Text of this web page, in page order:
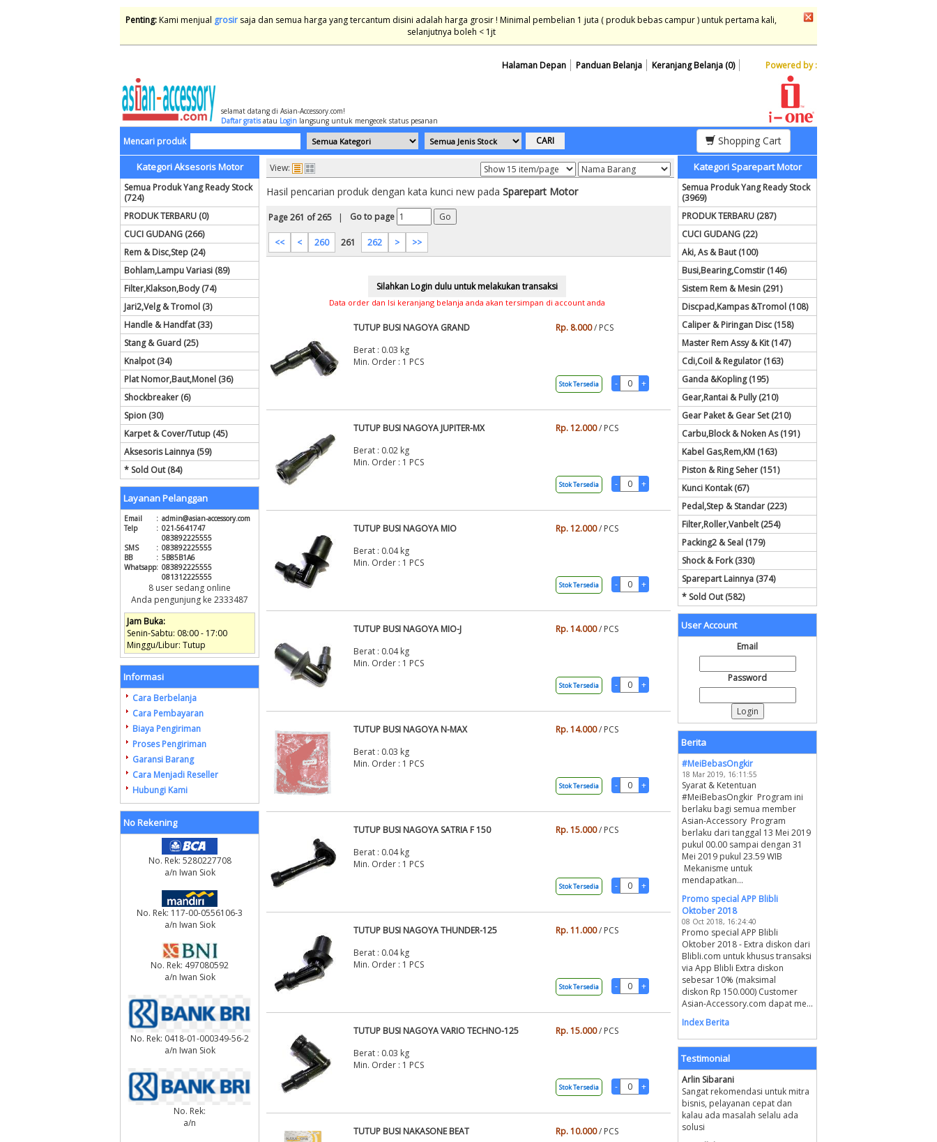
Penting:Kami menjual grosir saja dan semua harga yang tercantum disini adalah harga grosir ! Minimal pembelian 1 juta ( produk bebas campur ) untuk pertama kali,
selanjutnya boleh < 1jt
Keranjang Belanja (0)
Panduan Belanja
Halaman Depan Powered by :
selamat datang di Asian-Accessory.com!
Daftar gratisatau Login langsung untuk mengecek status pesanan
Mencari produk Shopping Cart
Kategori Aksesoris Motor
Semua Produk Yang Ready Stock
(724)
PRODUK TERBARU (0)
CUCI GUDANG (266)
Rem & Disc,Step (24)
Bohlam,Lampu Variasi (89)
Filter,Klakson,Body (74)
Jari2,Velg & Tromol (3)
Handle & Handfat (33)
Stang & Guard (25)
Knalpot (34)
Plat Nomor,Baut,Monel (36)
Shockbreaker (6)
Spion (30)
Karpet & Cover/Tutup (45)
Aksesoris Lainnya (59)
* Sold Out (84)
Layanan Pelanggan
Email : admin@asian-accessory.com
Telp
: 021-5641747
083892225555
SMS
: 083892225555
BB
: 5B85B1A6
Whatsapp: 083892225555
081312225555
8 user sedang online
Anda pengunjung ke 2333487
Jam Buka:
Senin-Sabtu: 08:00 - 17:00
Minggu/Libur: Tutup
Informasi
Cara Berbelanja
Cara Pembayaran
Biaya Pengiriman
Proses Pengiriman
Garansi Barang
Cara Menjadi Reseller
Hubungi Kami
No Rekening
No. Rek: 5280227708
a/n Iwan Siok
No. Rek: 117-00-0556106-3
a/n Iwan Siok
No. Rek: 497080592
a/n Iwan Siok
No. Rek: 0418-01-000349-56-2
a/n Iwan Siok
No. Rek:
a/n
View:
Hasil pencarian produk dengan kata kunci new pada Sparepart Motor
Page 261 of 265 | Go to page
<< < 260 261 262 > >>
Data order dan Isi keranjang belanja anda akan tersimpan di account anda
TUTUP BUSI NAGOYA GRAND
Berat : 0.03 kg
Min. Order : 1 PCS
Rp. 8.000/ PCS
Stok Tersedia
TUTUP BUSI NAGOYA JUPITER-MX
Berat : 0.02 kg
Min. Order : 1 PCS
Rp. 12.000/ PCS
Stok Tersedia
TUTUP BUSI NAGOYA MIO
Berat : 0.04 kg
Min. Order : 1 PCS
Rp. 12.000/ PCS
Stok Tersedia
TUTUP BUSI NAGOYA MIO-J
Berat : 0.04 kg
Min. Order : 1 PCS
Rp. 14.000/ PCS
Stok Tersedia
TUTUP BUSI NAGOYA N-MAX
Berat : 0.03 kg
Min. Order : 1 PCS
Rp. 14.000/ PCS
Stok Tersedia
TUTUP BUSI NAGOYA SATRIA F 150
Berat : 0.04 kg
Min. Order : 1 PCS
Rp. 15.000/ PCS
Stok Tersedia
TUTUP BUSI NAGOYA THUNDER-125
Berat : 0.04 kg
Min. Order : 1 PCS
Rp. 11.000/ PCS
Stok Tersedia
TUTUP BUSI NAGOYA VARIO TECHNO-125
Berat : 0.03 kg
Min. Order : 1 PCS
Rp. 15.000/ PCS
Stok Tersedia
TUTUP BUSI NAKASONE BEAT
Rp. 10.000/ PCS
Kategori Sparepart Motor
Semua Produk Yang Ready Stock
(3969)
PRODUK TERBARU (287)
CUCI GUDANG (22)
Aki, As & Baut (100)
Busi,Bearing,Comstir (146)
Sistem Rem & Mesin (291)
Discpad,Kampas &Tromol (108)
Caliper & Piringan Disc (158)
Master Rem Assy & Kit (147)
Cdi,Coil & Regulator (163)
Ganda &Kopling (195)
Gear,Rantai & Pully (210)
Gear Paket & Gear Set (210)
Carbu,Block & Noken As (191)
Kabel Gas,Rem,KM (163)
Piston & Ring Seher (151)
Kunci Kontak (67)
Pedal,Step & Standar (223)
Filter,Roller,Vanbelt (254)
Packing2 & Seal (179)
Shock & Fork (330)
Sparepart Lainnya (374)
* Sold Out (582)
User Account
Email
Password
Berita
#MeiBebasOngkir
18 Mar 2019, 16:11:55
Syarat & Ketentuan
#MeiBebasOngkir Program ini
berlaku bagi semua member
Asian-Accessory Program
berlaku dari tanggal 13 Mei 2019
pukul 00.00 sampai dengan 31
Mei 2019 pukul 23.59 WIB
Mekanisme untuk
mendapatkan...
Promo special APP Blibli
Oktober 2018
08 Oct 2018, 16:24:40
Promo special APP Blibli
Oktober 2018 - Extra diskon dari
Blibli.com untuk khusus transaksi
via App Blibli Extra diskon
sebesar 10% (maksimal
diskon Rp 150.000) Customer
Asian-Accessory.com dapat me...
Index Berita
Testimonial
Arlin Sibarani
Sangat rekomendasi untuk mitra
bisnis, pelayanan cepat dan
kalau ada masalah selalu ada
solusi